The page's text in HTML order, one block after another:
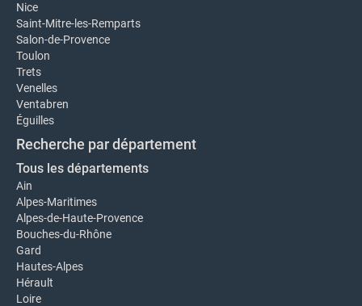
Nice
Saint-Mitre-les-Remparts
Salon-de-Provence
Toulon
Trets
Venelles
Ventabren
Éguilles
Recherche par département
Tous les départements
Ain
Alpes-Maritimes
Alpes-de-Haute-Provence
Bouches-du-Rhône
Gard
Hautes-Alpes
Hérault
Loire